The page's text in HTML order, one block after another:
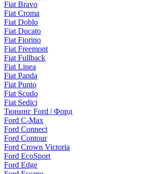
Fiat Bravo
Fiat Croma
Fiat Doblo
Fiat Ducato
Fiat Fiorino
Fiat Freemont
Fiat Fullback
Fiat Linea
Fiat Panda
Fiat Punto
Fiat Scudo
Fiat Sedici
Тюнинг Ford | Форд
Ford C-Max
Ford Connect
Ford Contour
Ford Crown Victoria
Ford EcoSport
Ford Edge